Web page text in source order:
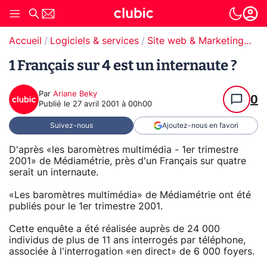
Accueil Logiciels & services Site web & Marketing Digital
1 Français sur 4 est un internaute ?
Par Ariane Beky
Publié le 27 avril 2001 à 00h00 0
Suivez-nous Ajoutez-nous en favori
D'après «les baromètres multimédia - 1er trimestre
2001» de Médiamétrie, près d'un Français sur quatre
serait un internaute.
«Les baromètres multimédia» de Médiamétrie ont été
publiés pour le 1er trimestre 2001.
Cette enquête a été réalisée auprès de 24 000
individus de plus de 11 ans interrogés par téléphone,
associée à l'interrogation «en direct» de 6 000 foyers.